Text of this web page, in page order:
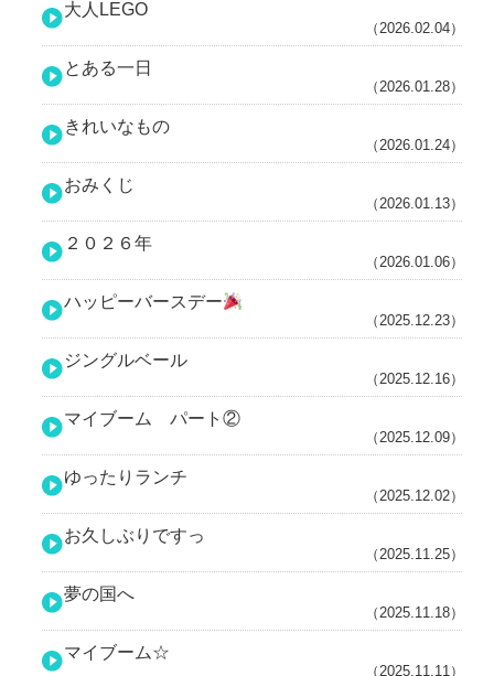
大人LEGO
（2026.02.04）
とある一日
（2026.01.28）
きれいなもの
（2026.01.24）
おみくじ
（2026.01.13）
２０２６年
（2026.01.06）
ハッピーバースデー
（2025.12.23）
ジングルベール
（2025.12.16）
マイブーム パート②
（2025.12.09）
ゆったりランチ
（2025.12.02）
お久しぶりですっ
（2025.11.25）
夢の国へ
（2025.11.18）
マイブーム☆
（2025.11.11）